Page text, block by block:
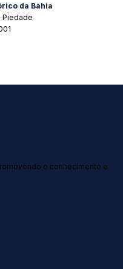
da Bahia
Piedade
o conhecimento e